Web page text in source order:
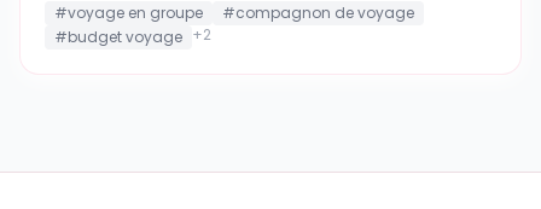
#voyage en groupe #compagnon de voyage
#budget voyage +2